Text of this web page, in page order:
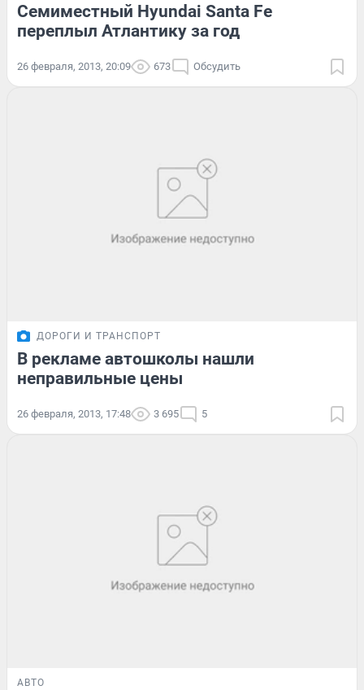
Семиместный Hyundai Santa Fe
переплыл Атлантику за год
26 февраля, 2013, 20:09 673 Обсудить
ДОРОГИ И ТРАНСПОРТ
В рекламе автошколы нашли
неправильные цены
26 февраля, 2013, 17:48 3 695 5
АВТО